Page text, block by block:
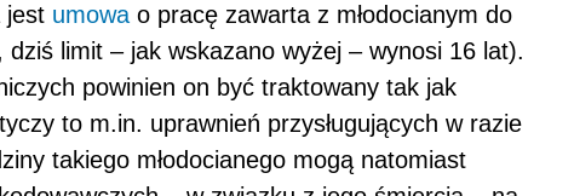
jest umowao pracę zawarta z młodocianym do
dziś limit – jak wskazano wyżej – wynosi 16 lat).
powinien on być traktowany tak jak
to m.in. uprawnień przysługujących w razie
takiego młodocianego mogą natomiast